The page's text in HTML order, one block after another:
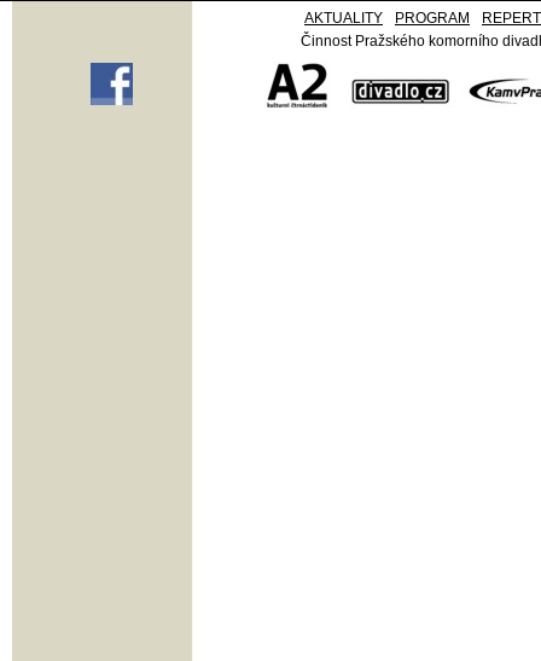
AKTUALITY PROGRAM
Činnost Pražského komorního